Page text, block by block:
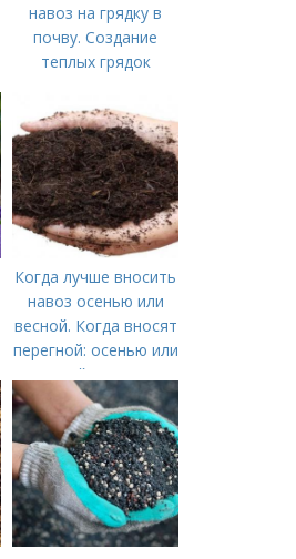
навоз на грядку в
почву. Создание
теплых грядок
Когда лучше вносить
навоз осенью или
весной. Когда вносят
перегной: осенью или
весной, правила
внесения удобрений